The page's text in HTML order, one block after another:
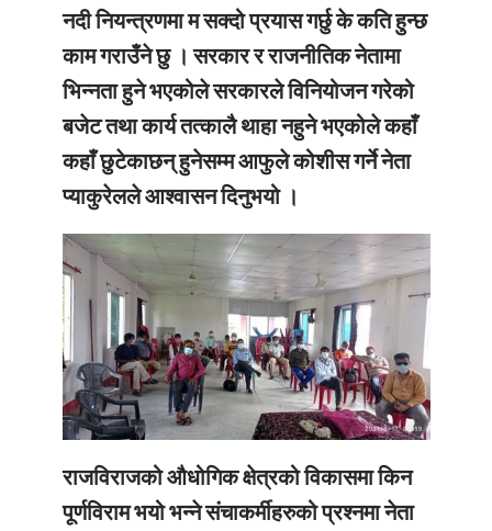
नदी नियन्त्रणमा म सक्दो प्रयास गर्छु के कति हुन्छ
काम गराउँने छु । सरकार र राजनीतिक नेतामा
भिन्नता हुने भएकोले सरकारले विनियोजन गरेको
बजेट तथा कार्य तत्कालै थाहा नहुने भएकोले कहाँ
कहाँ छुटेकाछन् हुनेसम्म आफुले कोशीस गर्ने नेता
प्याकुरेलले आश्वासन दिनुभयो ।
राजविराजको औधोगिक क्षेत्रको विकासमा किन
पूर्णविराम भयो भन्ने संचाकर्मीहरुको प्रश्नमा नेता